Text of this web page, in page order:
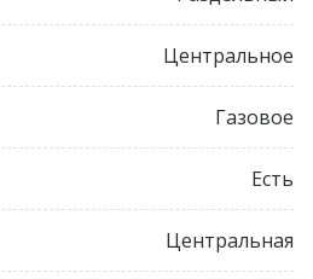
Центральное
Газовое
Есть
Центральная